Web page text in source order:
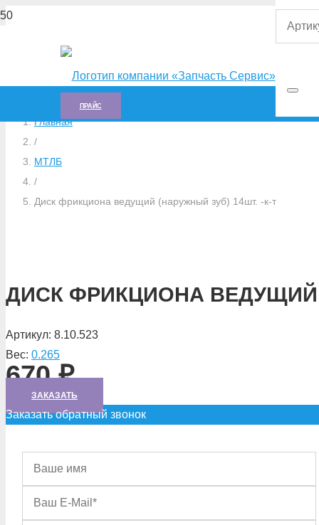
ПРАЙС
Главная
/
МТЛБ
/
Диск фрикциона ведущий (наружный зуб) 14шт. -к-т
ДИСК ФРИКЦИОНА ВЕДУЩИЙ
Артикул: 8.10.523
Вес: 0.265
670₽
ЗАКАЗАТЬ
Заказать обратный звонок